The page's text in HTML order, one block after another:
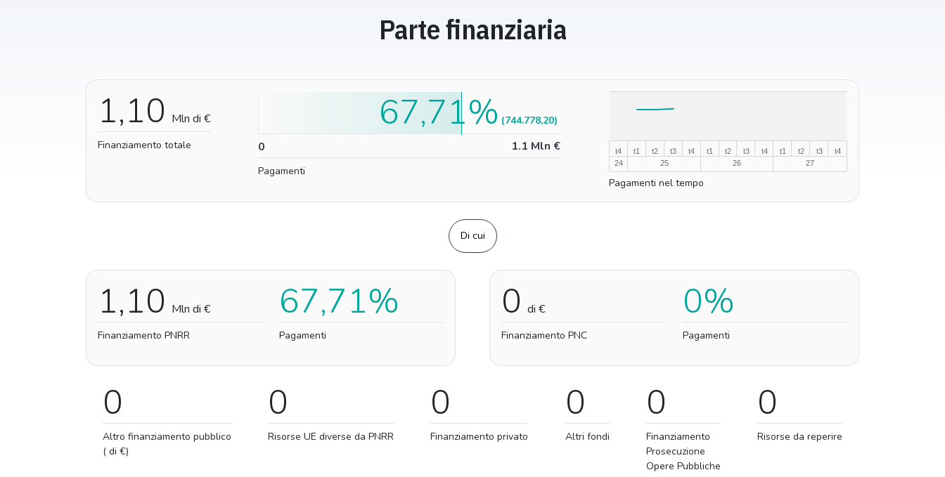
Parte finanziaria
1,10 Mln di €
Finanziamento totale 0 1.1 Mln €
67,71% (744.778,20)
Pagamenti
t4
24
t1
25
t2 t3 t4
t1
26
t2 t3 t4
t1
27
t2 t3 t4
Pagamenti nel tempo
Di cui
1,10 Mln di €
Finanziamento PNRR
67,71%
Pagamenti
0 di €
Finanziamento PNC
0%
Pagamenti
0
Altro finanziamento pubblico
( di €)
0
Risorse UE diverse da PNRR
0
Finanziamento privato
0
Altri fondi
0
Finanziamento
Prosecuzione
Opere Pubbliche
0
Risorse da reperire